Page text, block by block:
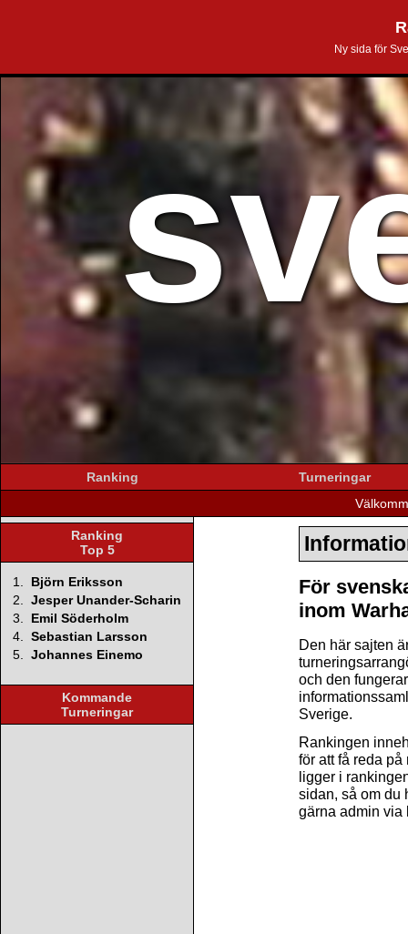
Ny sida för
Ranking
Turneringar
Ranking
Top 5
1.
Björn Eriksson
2. Jesper Unander-Scharin
3.
Emil Söderholm
4. Sebastian Larsson
5. Johannes Einemo
Kommande
Turneringar
För
inom
Den här sajten
och den
Sverige.
Rankingen
för att få reda
ligger i
sidan, så om du
gärna admin via